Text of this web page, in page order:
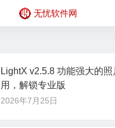
无忧软件网
LightX v2.5.8 功能强大的
用，解锁专业版
2026年7月25日